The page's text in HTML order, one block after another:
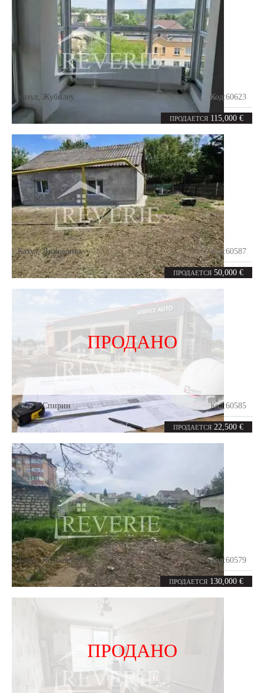
ПРОДАЕТСЯ 115,000 €
Кахул Жубилеу Код:60623
m²
ПРОДАЕТСЯ 50,000 €
Кахул,Липованка Код:60587
2комнаты 64m²
ПРОДАНО
ПРОДАЕТСЯ 22,500 €
Кахул,Спирин Код:60585
1.94сотка
ПРОДАЕТСЯ 130,000 €
Кахул,Жубилеу Код:60579
9.3соток
ПРОДАНО